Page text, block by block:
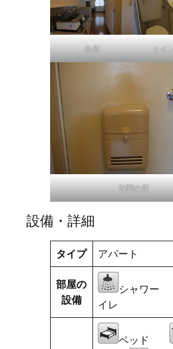
台所 トイ
玄関の扉
設備・詳細
タイプ アパート
部屋の
設備
シャワ
イレ
ベッド